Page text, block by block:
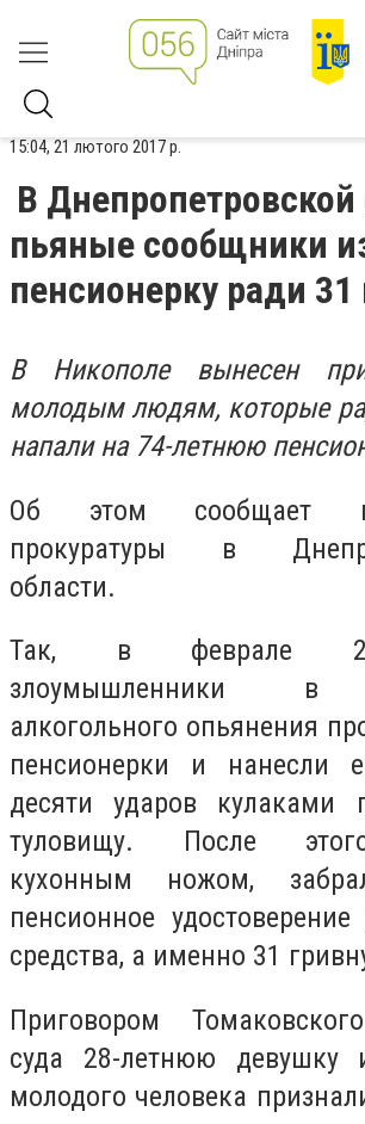
15:04, 21 лютого 2017 р.
В Днепропетровской
пьяные сообщники
пенсионерку ради
В Никополе вынесен
молодым людям, которые
напали на 74-летнюю
Об этом сообщает
прокуратуры в
области.
Так, в феврале
злоумышленники в
алкогольного опьянения
пенсионерки и нанесли
десяти ударов кулаками
туловищу. После
кухонным ножом,
пенсионное
средства, а именно 31
Приговором
суда 28-летнюю девушку
молодого человека